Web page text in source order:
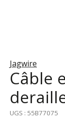
Jagwire
Câble
UGS : 55B77075